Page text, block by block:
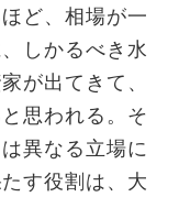
ど、相場が一
しかるべき水
が出てきて、
思われる。そ
異なる立場に
す役割は、大